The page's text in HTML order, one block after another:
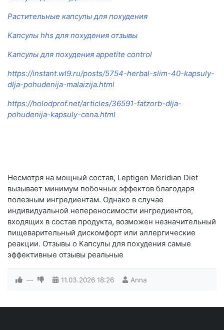
Растительные капсулы для похудения
Капсулы hhs для похудения отзывы
Капсулы для похудения appetite control
https://instant.wl9.ru/posts/5754-herbal-slim-40-kapsuly-
dlja-pohudenija-malaizija.html
https://holodprof.net/articles/36591-fatzorb-dlja-
pohudenija-kapsuly-cena.html
Несмотря на мощный состав, Leptigen Meridian Diеt
вызывает минимум побочных эффектов благодаря
полезным ингредиентам. Однако в случае
индивидуальной непереносимости ингредиентов,
входящих в состав продукта, возможен незначительный
пищеварительный дискомфорт или аллергические
реакции. Отзывы о Капсулы для похудения самые
эффективные отзывы реальные
— 11.03.2026 18:26 Anna